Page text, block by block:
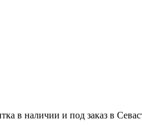
в наличии и под заказ в